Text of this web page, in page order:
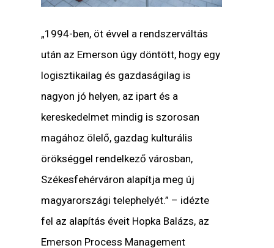
„1994-ben, öt évvel a rendszerváltás
után az Emerson úgy döntött, hogy egy
logisztikailag és gazdaságilag is
nagyon jó helyen, az ipart és a
kereskedelmet mindig is szorosan
magához ölelő, gazdag kulturális
örökséggel rendelkező városban,
Székesfehérváron alapítja meg új
magyarországi telephelyét.” – idézte
fel az alapítás éveit Hopka Balázs, az
Emerson Process Management